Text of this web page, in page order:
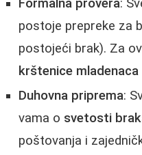
Formalna provera:
postoje prepreke za
postojeći brak). Za
krštenice
Duhovna priprema:
vama o svetosti
poštovanja i